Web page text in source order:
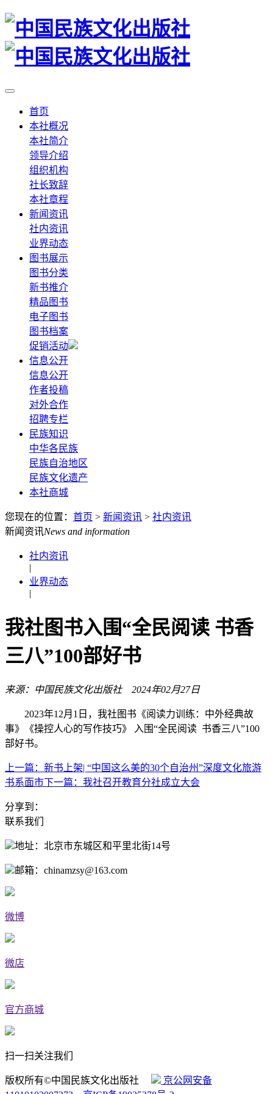
首页
本社概况
本社简介
领导介绍
组织机构
社长致辞
本社章程
新闻资讯
社内资讯
业界动态
图书展示
图书分类
新书推介
精品图书
电子图书
图书档案
促销活动
信息公开
信息公开
作者投稿
对外合作
招聘专栏
民族知识
中华各民族
民族自治地区
民族文化遗产
本社商城
您现在的位置： 首页 > 新闻资讯 > 社内资讯
新闻资讯News and information
社内资讯
|
业界动态
|
我社图书入围“全民阅读 书香
三八”100部好书
来源：中国民族文化出版社 2024年02月27日
2023年12月1日，我社图书《阅读力训练：中外经典故
事》《操控人心的写作技巧》 入围“全民阅读 书香三八”100
部好书。
上一篇：新书上架| “中国这么美的30个自治州”深度文化旅游
书系面市下一篇：我社召开教育分社成立大会
分享到：
联系我们
地址：北京市东城区和平里北街14号
邮箱：chinamzsy@163.com
微博
微店
官方商城
扫一扫关注我们
版权所有©中国民族文化出版社
京公网安备